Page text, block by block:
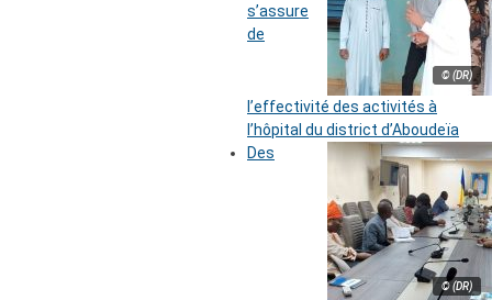
© (DR)
s’assure
de
l’effectivité des activités à
l’hôpital du district d’Aboudeïa
© (DR)
Des